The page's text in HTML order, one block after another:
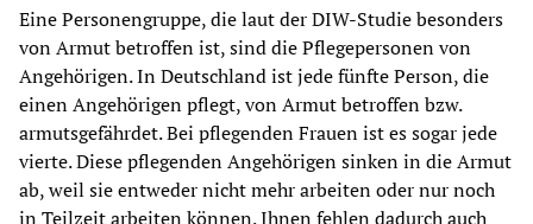
Eine Personengruppe, die laut der DIW-Studie besonders
von Armut betroffen ist, sind die Pflegepersonen von
Angehörigen. In Deutschland ist jede fünfte Person, die
einen Angehörigen pflegt, von Armut betroffen bzw.
armutsgefährdet. Bei pflegenden Frauen ist es sogar jede
vierte. Diese pflegenden Angehörigen sinken in die Armut
ab, weil sie entweder nicht mehr arbeiten oder nur noch
in Teilzeit arbeiten können. Ihnen fehlen dadurch auch